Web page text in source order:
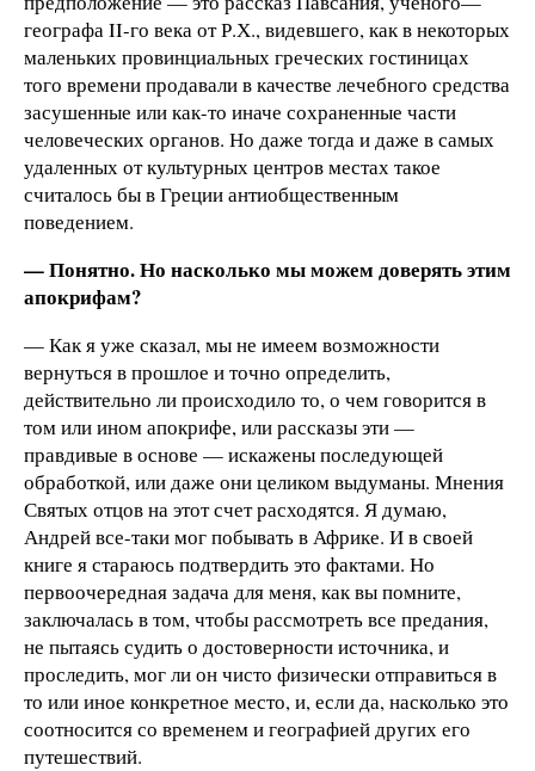
географа II-го века от Р.Х., видевшего, как в некоторых
маленьких провинциальных греческих гостиницах
того времени продавали в качестве лечебного средства
засушенные или как-то иначе сохраненные части
человеческих органов. Но даже тогда и даже в самых
удаленных от культурных центров местах такое
считалось бы в Греции антиобщественным
поведением.
— Понятно. Но насколько мы можем доверять этим
апокрифам?
— Как я уже сказал, мы не имеем возможности
вернуться в прошлое и точно определить,
действительно ли происходило то, о чем говорится в
том или ином апокрифе, или рассказы эти —
правдивые в основе — искажены последующей
обработкой, или даже они целиком выдуманы. Мнения
Святых отцов на этот счет расходятся. Я думаю,
Андрей все-таки мог побывать в Африке. И в своей
книге я стараюсь подтвердить это фактами. Но
первоочередная задача для меня, как вы помните,
заключалась в том, чтобы рассмотреть все предания,
не пытаясь судить о достоверности источника, и
проследить, мог ли он чисто физически отправиться в
то или иное конкретное место, и, если да, насколько это
соотносится со временем и географией других его
путешествий.